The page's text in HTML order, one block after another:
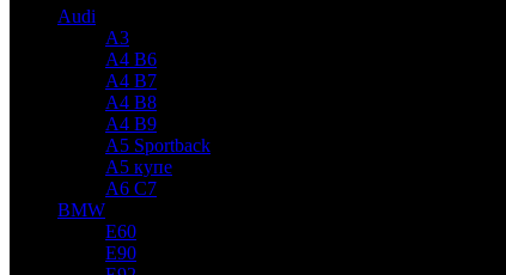
Audi
A3
A4 B6
A4 B7
A4 B8
A4 B9
A5 Sportback
A5 купе
A6 C7
BMW
E60
E90